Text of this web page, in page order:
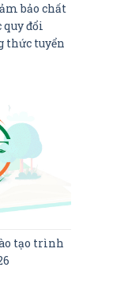
bảo chất
quy đổi
thức tuyển
tạo trình